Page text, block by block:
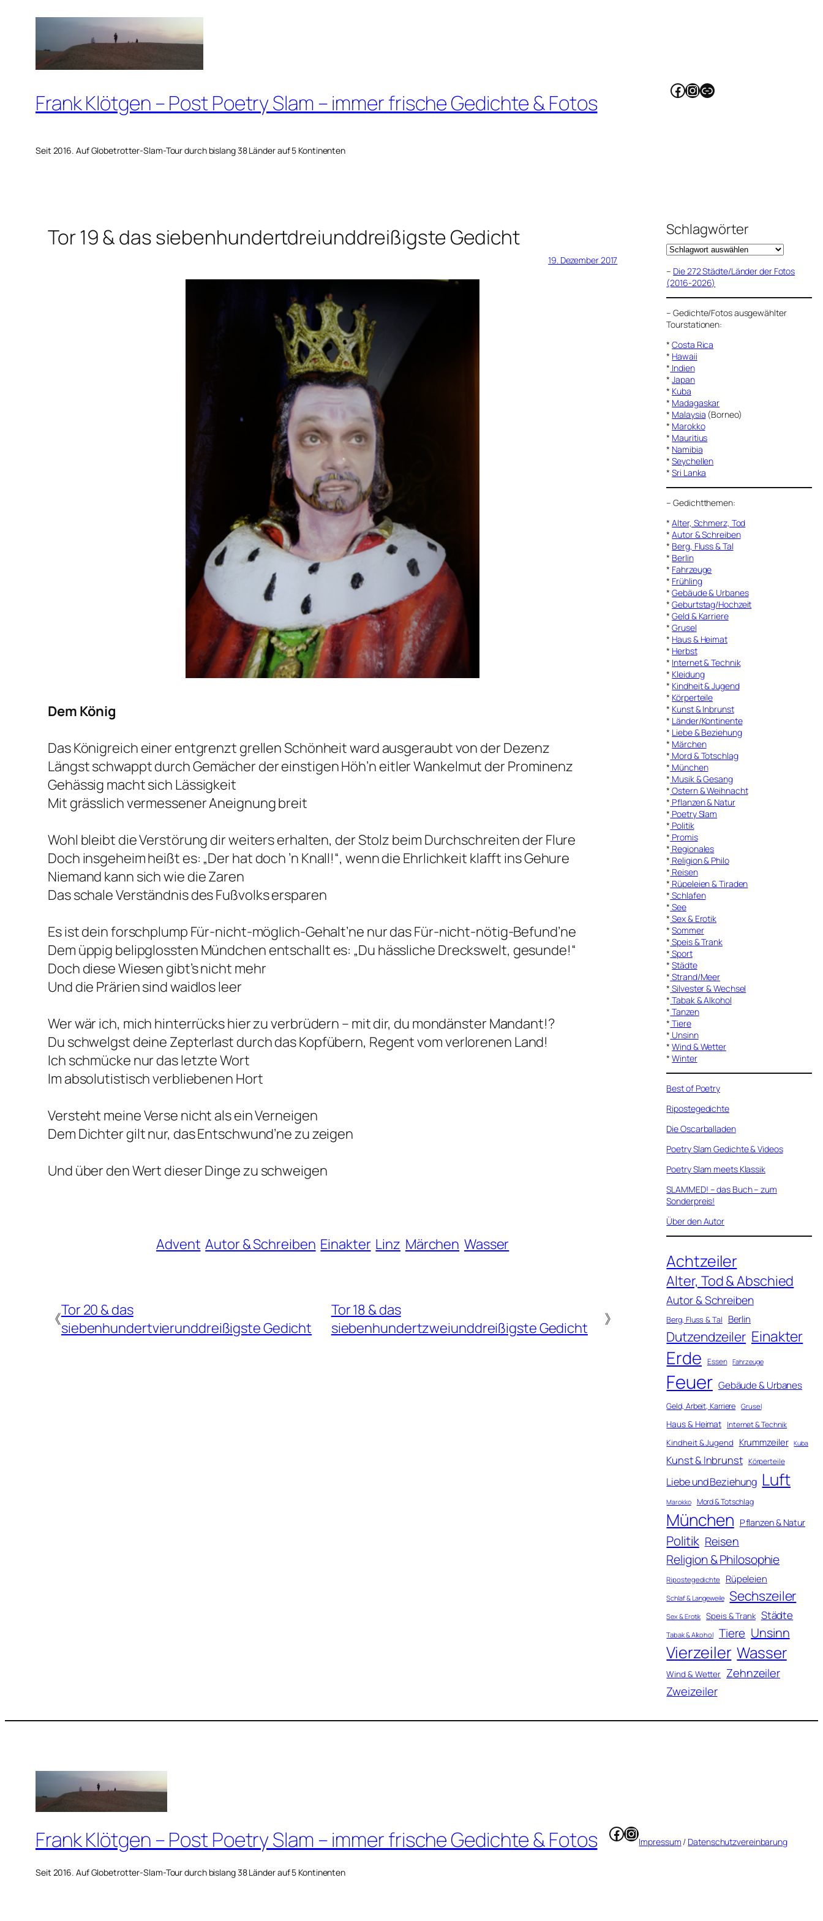
springen
Frank Klötgen – Post Poetry Slam – immer frische Gedichte & Fotos
Seit 2016. Auf Globetrotter-Slam-Tour durch bislang 38 Länder auf 5 Kontinenten
Facebook
Instagram
Link
Tor 19 & das siebenhundertdreiunddreißigste Gedicht
19. Dezember 2017
Dem König
Das Königreich einer entgrenzt grellen Schönheit ward ausgeraubt von der Dezenz
Längst schwappt durch Gemächer der einstigen Höh’n eitler Wankelmut der Prominenz
Gehässig macht sich Lässigkeit
Mit grässlich vermessener Aneignung breit
Wohl bleibt die Verstörung dir weiters erhalten, der Stolz beim Durchschreiten der Flure
Doch insgeheim heißt es: „Der hat doch ’n Knall!“, wenn die Ehrlichkeit klafft ins Gehure
Niemand kann sich wie die Zaren
Das schale Verständnis des Fußvolks ersparen
Es ist dein forschplump Für-nicht-möglich-Gehalt’ne nur das Für-nicht-nötig-Befund’ne
Dem üppig belipglossten Mündchen entschallt es: „Du hässliche Dreckswelt, gesunde!“
Doch diese Wiesen gibt’s nicht mehr
Und die Prärien sind waidlos leer
Wer wär ich, mich hinterrücks hier zu verbrüdern – mit dir, du mondänster Mandant!?
Du schwelgst deine Zepterlast durch das Kopfübern, Regent vom verlorenen Land!
Ich schmücke nur das letzte Wort
Im absolutistisch verbliebenen Hort
Versteht meine Verse nicht als ein Verneigen
Dem Dichter gilt nur, das Entschwund’ne zu zeigen
Und über den Wert dieser Dinge zu schweigen
Advent Autor & Schreiben Einakter Linz Märchen Wasser
《Tor 20 & das
siebenhundertvierunddreißigste Gedicht
Tor 18 & das
siebenhundertzweiunddreißigste Gedicht
》
Schlagwörter
– Die 272 Städte/Länder der Fotos
(2016-2026)
–Gedichte/Fotos ausgewählter
Tourstationen:
*Costa Rica
* Hawaii
* Indien
*Japan
* Kuba
* Madagaskar
* Malaysia (Borneo)
* Marokko
* Mauritius
* Namibia
*Seychellen
*Sri Lanka
–Gedichtthemen:
*Alter, Schmerz, Tod
*Autor & Schreiben
* Berg, Fluss & Tal
* Berlin
* Fahrzeuge
* Frühling
*Gebäude & Urbanes
*Geburtstag/Hochzeit
*Geld & Karriere
*Grusel
* Haus & Heimat
* Herbst
* Internet & Technik
* Kleidung
* Kindheit & Jugend
* Körperteile
* Kunst & Inbrunst
* Länder/Kontinente
* Liebe & Beziehung
* Märchen
* Mord & Totschlag
* München
* Musik & Gesang
* Ostern & Weihnacht
* Pflanzen & Natur
* Poetry Slam
* Politik
* Promis
* Regionales
* Religion & Philo
* Reisen
* Rüpeleien & Tiraden
* Schlafen
* See
* Sex & Erotik
*Sommer
* Speis & Trank
* Sport
*Städte
* Strand/Meer
* Silvester & Wechsel
* Tabak & Alkohol
* Tanzen
* Tiere
* Unsinn
*Wind & Wetter
*Winter
Best of Poetry
Ripostegedichte
Die Oscarballaden
Poetry Slam Gedichte & Videos
Poetry Slam meets Klassik
SLAMMED! – das Buch – zum
Sonderpreis!
Über den Autor
Achtzeiler
Alter, Tod & Abschied
Autor & Schreiben
Berg, Fluss & Tal Berlin
Dutzendzeiler Einakter
Erde Essen Fahrzeuge
Feuer Gebäude & Urbanes
Geld, Arbeit, Karriere Grusel
Haus & Heimat Internet & Technik
Kindheit & Jugend Krummzeiler Kuba
Kunst & Inbrunst Körperteile
Liebe und Beziehung Luft
Marokko Mord & Totschlag
München Pflanzen & Natur
Politik Reisen
Religion & Philosophie
Ripostegedichte Rüpeleien
Schlaf & Langeweile Sechszeiler
Sex & Erotik Speis & Trank Städte
Tabak & Alkohol Tiere Unsinn
Vierzeiler Wasser
Wind & Wetter Zehnzeiler
Zweizeiler
Frank Klötgen – Post Poetry Slam – immer frische Gedichte & Fotos
Seit 2016. Auf Globetrotter-Slam-Tour durch bislang 38 Länder auf 5 Kontinenten
Facebook
Instagram
Impressum / Datenschutzvereinbarung